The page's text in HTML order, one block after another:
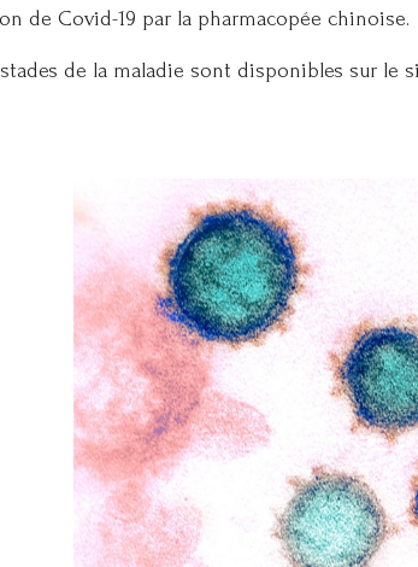
de Covid-19 par la pharmacopée chinoise.
de la maladie sont disponibles sur le